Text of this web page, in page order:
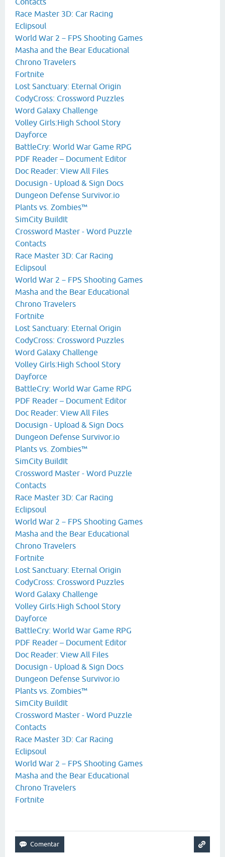
Race Master 3D: Car Racing
Eclipsoul
World War 2－FPS Shooting Games
Masha and the Bear Educational
Chrono Travelers
Fortnite
Lost Sanctuary: Eternal Origin
CodyCross: Crossword Puzzles
Word Galaxy Challenge
Volley Girls:High School Story
Dayforce
BattleCry: World War Game RPG
PDF Reader – Document Editor
Doc Reader: View All Files
Docusign - Upload & Sign Docs
Dungeon Defense Survivor.io
Plants vs. Zombies™
SimCity BuildIt
Crossword Master - Word Puzzle
Contacts
Race Master 3D: Car Racing
Eclipsoul
World War 2－FPS Shooting Games
Masha and the Bear Educational
Chrono Travelers
Fortnite
Lost Sanctuary: Eternal Origin
CodyCross: Crossword Puzzles
Word Galaxy Challenge
Volley Girls:High School Story
Dayforce
BattleCry: World War Game RPG
PDF Reader – Document Editor
Doc Reader: View All Files
Docusign - Upload & Sign Docs
Dungeon Defense Survivor.io
Plants vs. Zombies™
SimCity BuildIt
Crossword Master - Word Puzzle
Contacts
Race Master 3D: Car Racing
Eclipsoul
World War 2－FPS Shooting Games
Masha and the Bear Educational
Chrono Travelers
Fortnite
Lost Sanctuary: Eternal Origin
CodyCross: Crossword Puzzles
Word Galaxy Challenge
Volley Girls:High School Story
Dayforce
BattleCry: World War Game RPG
PDF Reader – Document Editor
Doc Reader: View All Files
Docusign - Upload & Sign Docs
Dungeon Defense Survivor.io
Plants vs. Zombies™
SimCity BuildIt
Crossword Master - Word Puzzle
Contacts
Race Master 3D: Car Racing
Eclipsoul
World War 2－FPS Shooting Games
Masha and the Bear Educational
Chrono Travelers
Fortnite